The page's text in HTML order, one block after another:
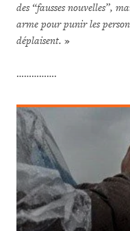
des “fausses nouvelles”,
arme pour punir les
déplaisent. »
…………….